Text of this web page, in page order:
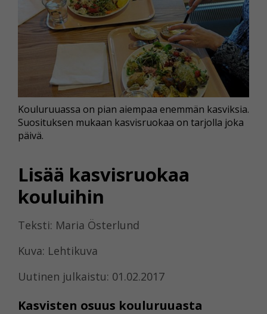
Lisää kasvisruokaa
kouluihin
Teksti: Maria Österlund
Kuva: Lehtikuva
Uutinen julkaistu: 01.02.2017
Kasvisten osuus kouluruuasta
Kouluruuassa on pian aiempaa enemmän kasviksia.
Suosituksen mukaan kasvisruokaa on tarjolla joka
päivä.